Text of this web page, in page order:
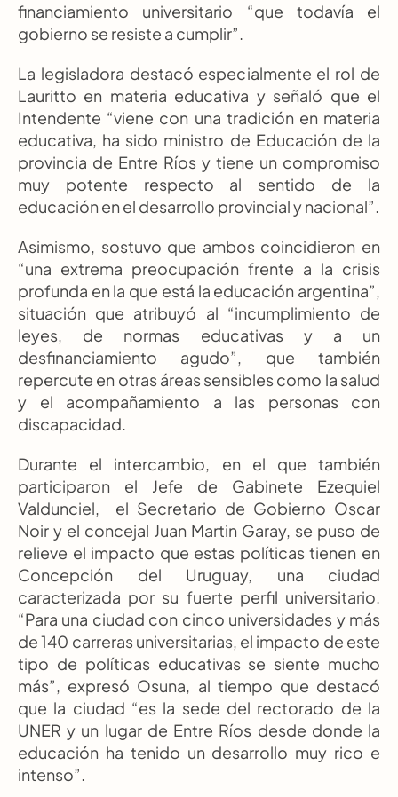
financiamiento universitario “que todavía el
gobierno se resiste a cumplir”.
La legisladora destacó especialmente el rol de
Lauritto en materia educativa y señaló que el
Intendente “viene con una tradición en materia
educativa, ha sido ministro de Educación de la
provincia de Entre Ríos y tiene un compromiso
muy potente respecto al sentido de la
educación en el desarrollo provincial y nacional”.
Asimismo, sostuvo que ambos coincidieron en
“una extrema preocupación frente a la crisis
profunda en la que está la educación argentina”,
situación que atribuyó al “incumplimiento de
leyes, de normas educativas y a un
desfinanciamiento agudo”, que también
repercute en otras áreas sensibles como la salud
y el acompañamiento a las personas con
discapacidad.
Durante el intercambio, en el que también
participaron el Jefe de Gabinete Ezequiel
Valdunciel,  el Secretario de Gobierno Oscar
Noir y el concejal Juan Martin Garay, se puso de
relieve el impacto que estas políticas tienen en
Concepción del Uruguay, una ciudad
caracterizada por su fuerte perfil universitario.
“Para una ciudad con cinco universidades y más
de 140 carreras universitarias, el impacto de este
tipo de políticas educativas se siente mucho
más”, expresó Osuna, al tiempo que destacó
que la ciudad “es la sede del rectorado de la
UNER y un lugar de Entre Ríos desde donde la
educación ha tenido un desarrollo muy rico e
intenso”.